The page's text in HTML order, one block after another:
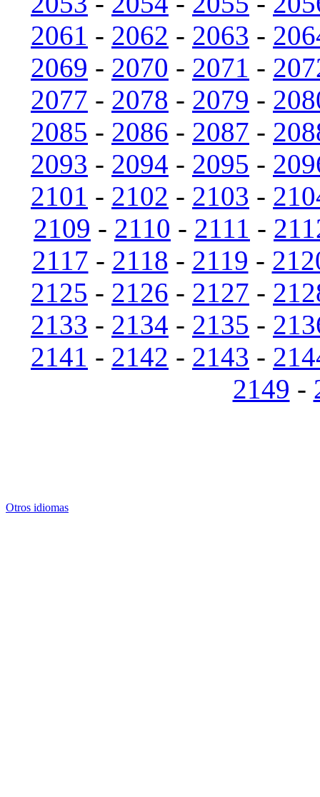
2061 - 2062 - 2063 -
2069 - 2070 - 2071 -
2077 - 2078 - 2079 -
2085 - 2086 - 2087 -
2093 - 2094 - 2095 -
2101 - 2102 - 2103 -
2109 - 2110 - 2111 -
2117 - 2118 - 2119 -
2125 - 2126 - 2127 -
2133 - 2134 - 2135 -
2141 - 2142 - 2143 -
2149 -
Otros idiomas